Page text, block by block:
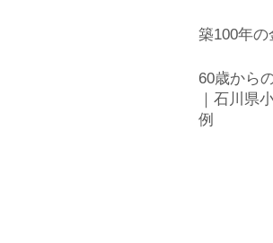
築100年
60歳から
｜石川県
例